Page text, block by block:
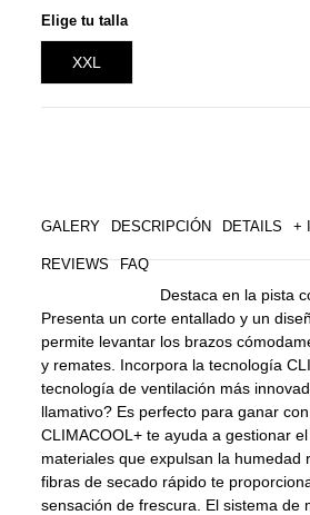
Elige tu talla
XXL
GALERY DESCRIPCIÓN DETAILS +
REVIEWS FAQ
Destaca en la pista
Presenta un corte entallado y un
permite levantar los brazos
y remates. Incorpora la tecnología
tecnología de ventilación más
llamativo? Es perfecto para ganar con
CLIMACOOL+ te ayuda a gestionar
materiales que expulsan la humedad
fibras de secado rápido te
sensación de frescura. El sistema de